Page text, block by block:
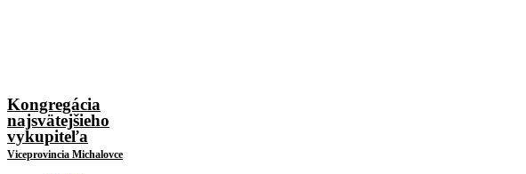
Kongregácia
najsvätejšieho
vykupiteľa
Viceprovincia Michalovce